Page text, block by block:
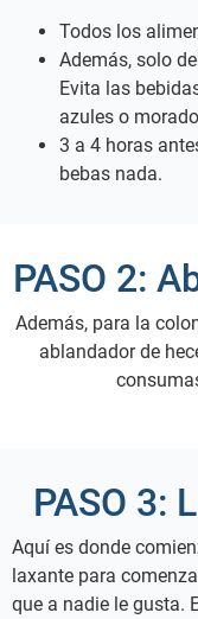
Todos los
Además, solo
Evita las
azules o
3 a 4 horas
bebas nada.
PASO 2:
Además, para la
ablandador de
PASO 3:
Aquí es donde
laxante para
que a nadie le gusta.